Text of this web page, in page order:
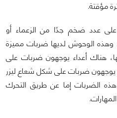
مؤقتة.
على عدد ضخم جدًا من الزعماء أو
الوحوش لديها ضربات مميزة
هناك أعداء يوجهون ضربات على
يوجهون ضربات على شكل شعاع ليزر
الضربات إما عن طريق التحرك